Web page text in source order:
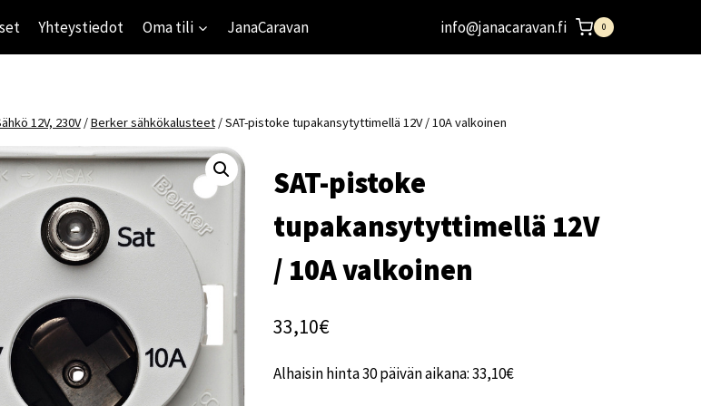
Yhteystiedot Oma tili JanaCaravan info@janacaravan.fi 0
12V, 230V /Berker sähkökalusteet /SAT-pistoke tupakansytyttimellä 12V / 10A valkoinen
SAT-pistoke
tupakansytyttimellä 12V
/ 10A valkoinen
33,10€
Alhaisin hinta 30 päivän aikana:33,10€